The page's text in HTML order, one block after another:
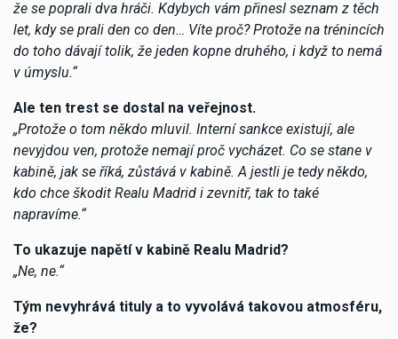
že se poprali dva hráči. Kdybych vám přinesl seznam z těch
let, kdy se prali den co den… Víte proč? Protože na trénincích
do toho dávají tolik, že jeden kopne druhého, i když to nemá
v úmyslu.“
Ale ten trest se dostal na veřejnost.
„Protože o tom někdo mluvil. Interní sankce existují, ale
nevyjdou ven, protože nemají proč vycházet. Co se stane v
kabině, jak se říká, zůstává v kabině. A jestli je tedy někdo,
kdo chce škodit Realu Madrid i zevnitř, tak to také
napravíme.“
To ukazuje napětí v kabině Realu Madrid?
„Ne, ne.“
Tým nevyhrává tituly a to vyvolává takovou atmosféru,
že?